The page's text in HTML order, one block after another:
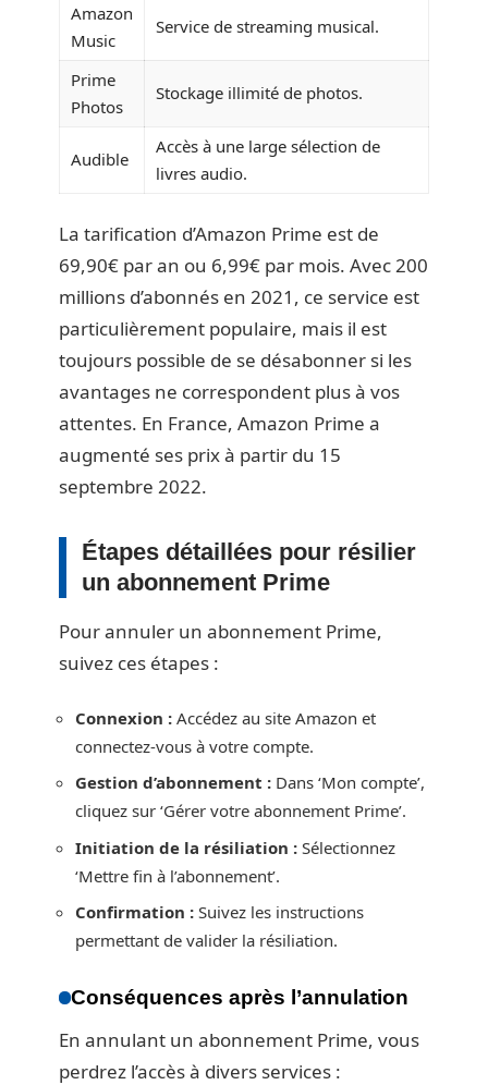
Amazon
Music
Service de streaming musical.
Prime
Photos
Stockage illimité de photos.
Audible
Accès à une large sélection de
livres audio.
La tarification d’Amazon Prime est de
69,90€ par an ou 6,99€ par mois. Avec 200
millions d’abonnés en 2021, ce service est
particulièrement populaire, mais il est
toujours possible de se désabonner si les
avantages ne correspondent plus à vos
attentes. En France, Amazon Prime a
augmenté ses prix à partir du 15
septembre 2022.
Étapes détaillées pour résilier
un abonnement Prime
Pour annuler un abonnement Prime,
suivez ces étapes :
Connexion : Accédez au site Amazon et
connectez-vous à votre compte.
Gestion d’abonnement : Dans ‘Mon compte’,
cliquez sur ‘Gérer votre abonnement Prime’.
Initiation de la résiliation : Sélectionnez
‘Mettre fin à l’abonnement’.
Confirmation : Suivez les instructions
permettant de valider la résiliation.
Conséquences après l’annulation
En annulant un abonnement Prime, vous
perdrez l’accès à divers services :